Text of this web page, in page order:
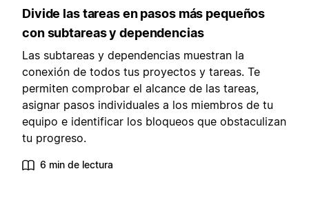
Divide las tareas en pasos más pequeños
con subtareas y dependencias
Las subtareas y dependencias muestran la
conexión de todos tus proyectos y tareas. Te
permiten comprobar el alcance de las tareas,
asignar pasos individuales a los miembros de tu
equipo e identificar los bloqueos que obstaculizan
tu progreso.
6 min de lectura